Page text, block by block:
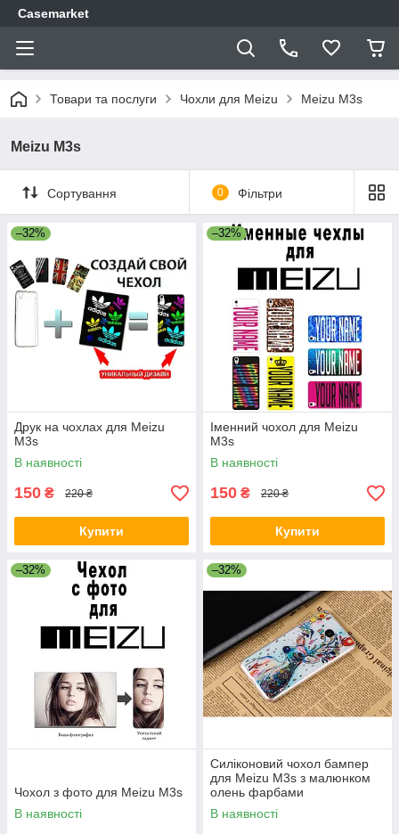
Casemarket
Товари та послуги Чохли для Meizu Meizu M3s
Meizu M3s
Сортування 0 Фільтри
–32%
Друк на чохлах для Meizu
M3s
В наявності
150 ₴ 220 ₴
Купити
–32%
Іменний чохол для Meizu
M3s
В наявності
150 ₴ 220 ₴
Купити
–32%
Чохол з фото для Meizu M3s
В наявності
–32%
Силіконовий чохол бампер
для Meizu M3s з малюнком
олень фарбами
В наявності